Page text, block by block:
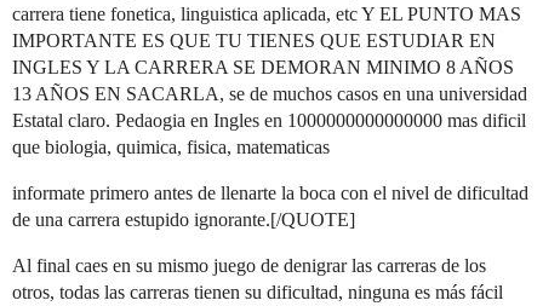
carrera tiene fonetica, linguistica aplicada, etc Y EL PUNTO MAS
IMPORTANTE ES QUE TU TIENES QUE ESTUDIAR EN
INGLES Y LA CARRERA SE DEMORAN MINIMO 8 AÑOS
13 AÑOS EN SACARLA, se de muchos casos en una universidad
Estatal claro. Pedaogia en Ingles en 1000000000000000 mas dificil
que biologia, quimica, fisica, matematicas
informate primero antes de llenarte la boca con el nivel de dificultad
de una carrera estupido ignorante.[/QUOTE]
Al final caes en su mismo juego de denigrar las carreras de los
otros, todas las carreras tienen su dificultad, ninguna es más fácil